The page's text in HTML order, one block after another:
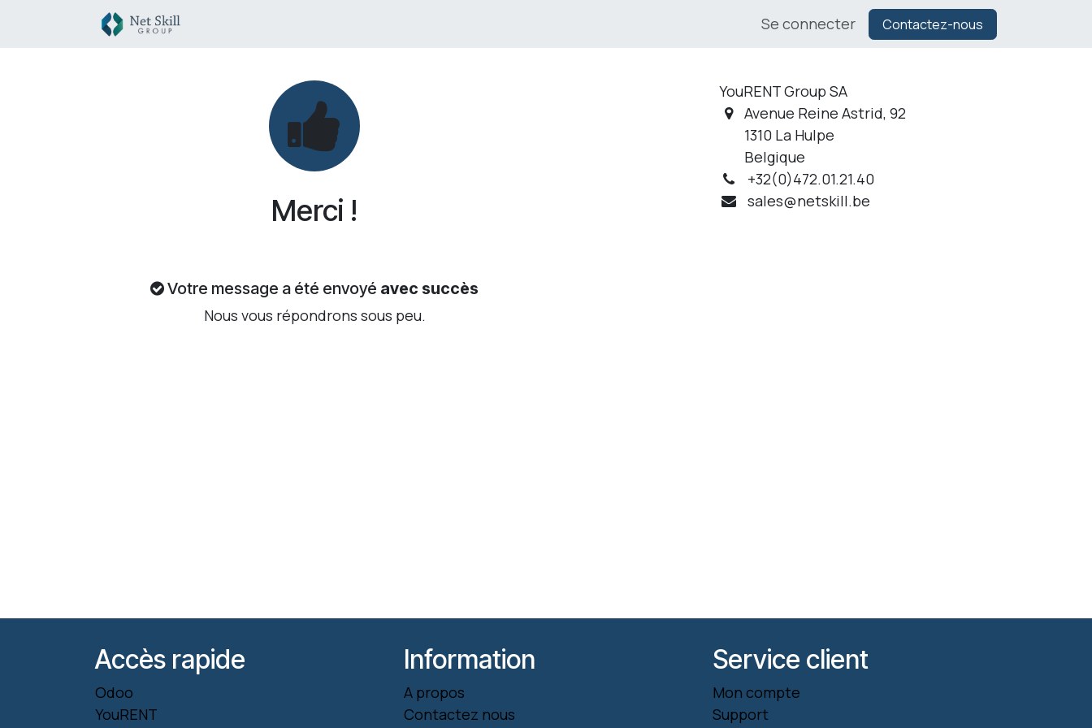
Se rendre au contenu
Se connecter Contactez-nous
Merci !
Votre message a été envoyé avec succès
Nous vous répondrons sous peu.
YouRENT Group SA
Avenue Reine Astrid, 92
1310 La Hulpe
Belgique
+32(0)472.01.21.40
sales@netskill.be
Accès rapide
Odoo
YouRENT
Information
A propos
Contactez nous
Service client
Mon compte
Support